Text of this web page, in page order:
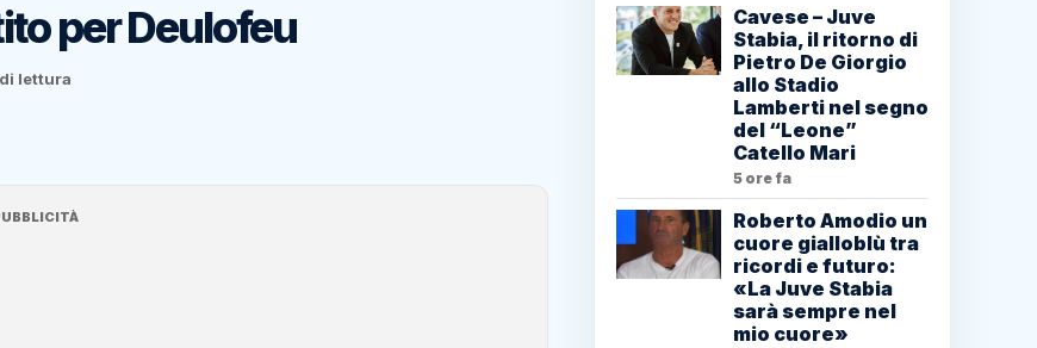
per Deulofeu
lettura
Cavese – Juve
Stabia, il ritorno di
Pietro De Giorgio
allo Stadio
Lamberti nel segno
del “Leone”
Catello Mari
5 ore fa
Roberto Amodio un
cuore gialloblù tra
ricordi e futuro:
«La Juve Stabia
sarà sempre nel
mio cuore»